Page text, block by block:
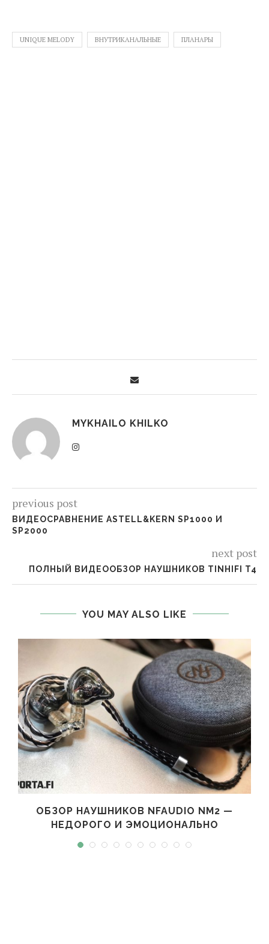
UNIQUE MELODY ВНУТРИКАНАЛЬНЫЕ ПЛАНАРЫ
MYKHAILO KHILKO
previous post
ВИДЕОСРАВНЕНИЕ ASTELL&KERN SP1000 И
SP2000
next post
ПОЛНЫЙ ВИДЕООБЗОР НАУШНИКОВ TINHIFI T4
YOU MAY ALSO LIKE
ОБЗОР НАУШНИКОВ NFAUDIO NM2 —
НЕДОРОГО И ЭМОЦИОНАЛЬНО